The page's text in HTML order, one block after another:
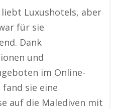
Luxushotels, aber
für sie
Dank
und
im Online-
fand sie eine
auf die Malediven mit